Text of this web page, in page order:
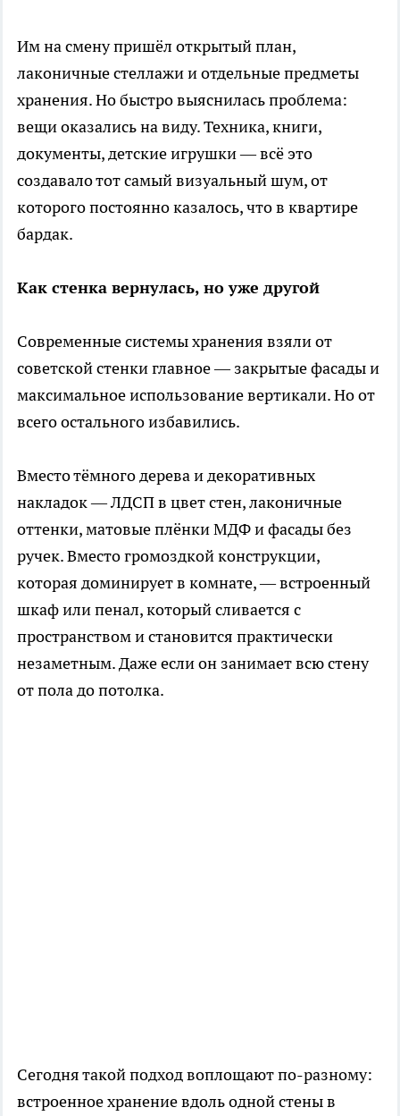
Им на смену пришёл открытый план,
лаконичные стеллажи и отдельные предметы
хранения. Но быстро выяснилась проблема:
вещи оказались на виду. Техника, книги,
документы, детские игрушки — всё это
создавало тот самый визуальный шум, от
которого постоянно казалось, что в квартире
бардак.
Как стенка вернулась, но уже другой
Современные системы хранения взяли от
советской стенки главное — закрытые фасады и
максимальное использование вертикали. Но от
всего остального избавились.
Вместо тёмного дерева и декоративных
накладок — ЛДСП в цвет стен, лаконичные
оттенки, матовые плёнки МДФ и фасады без
ручек. Вместо громоздкой конструкции,
которая доминирует в комнате, — встроенный
шкаф или пенал, который сливается с
пространством и становится практически
незаметным. Даже если он занимает всю стену
от пола до потолка.
Сегодня такой подход воплощают по-разному:
встроенное хранение вдоль одной стены в